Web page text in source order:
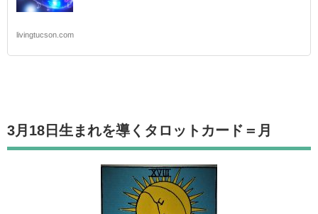
livingtucson.com
3月18日生まれを導くタロットカード ＝月